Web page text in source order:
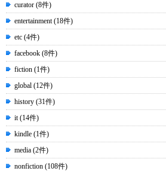
curator (8件)
entertainment (18件)
etc (4件)
facebook (8件)
fiction (1件)
global (12件)
history (31件)
it (14件)
kindle (1件)
media (2件)
nonfiction (108件)